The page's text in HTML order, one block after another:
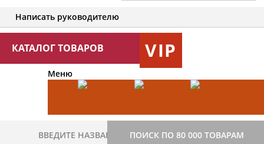
Написать руководителю
КАТАЛОГ ТОВАРОВ VIP
Меню
ПОИСК ПО 80 000 ТОВАРАМ